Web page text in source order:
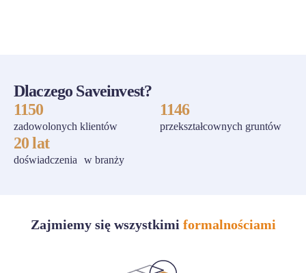
Dlaczego Saveinvest?
1150
zadowolonych klientów
1146
przekształcownych gruntów
20 lat
doświadczenia w branży
Zajmiemy się wszystkimi formalnościami